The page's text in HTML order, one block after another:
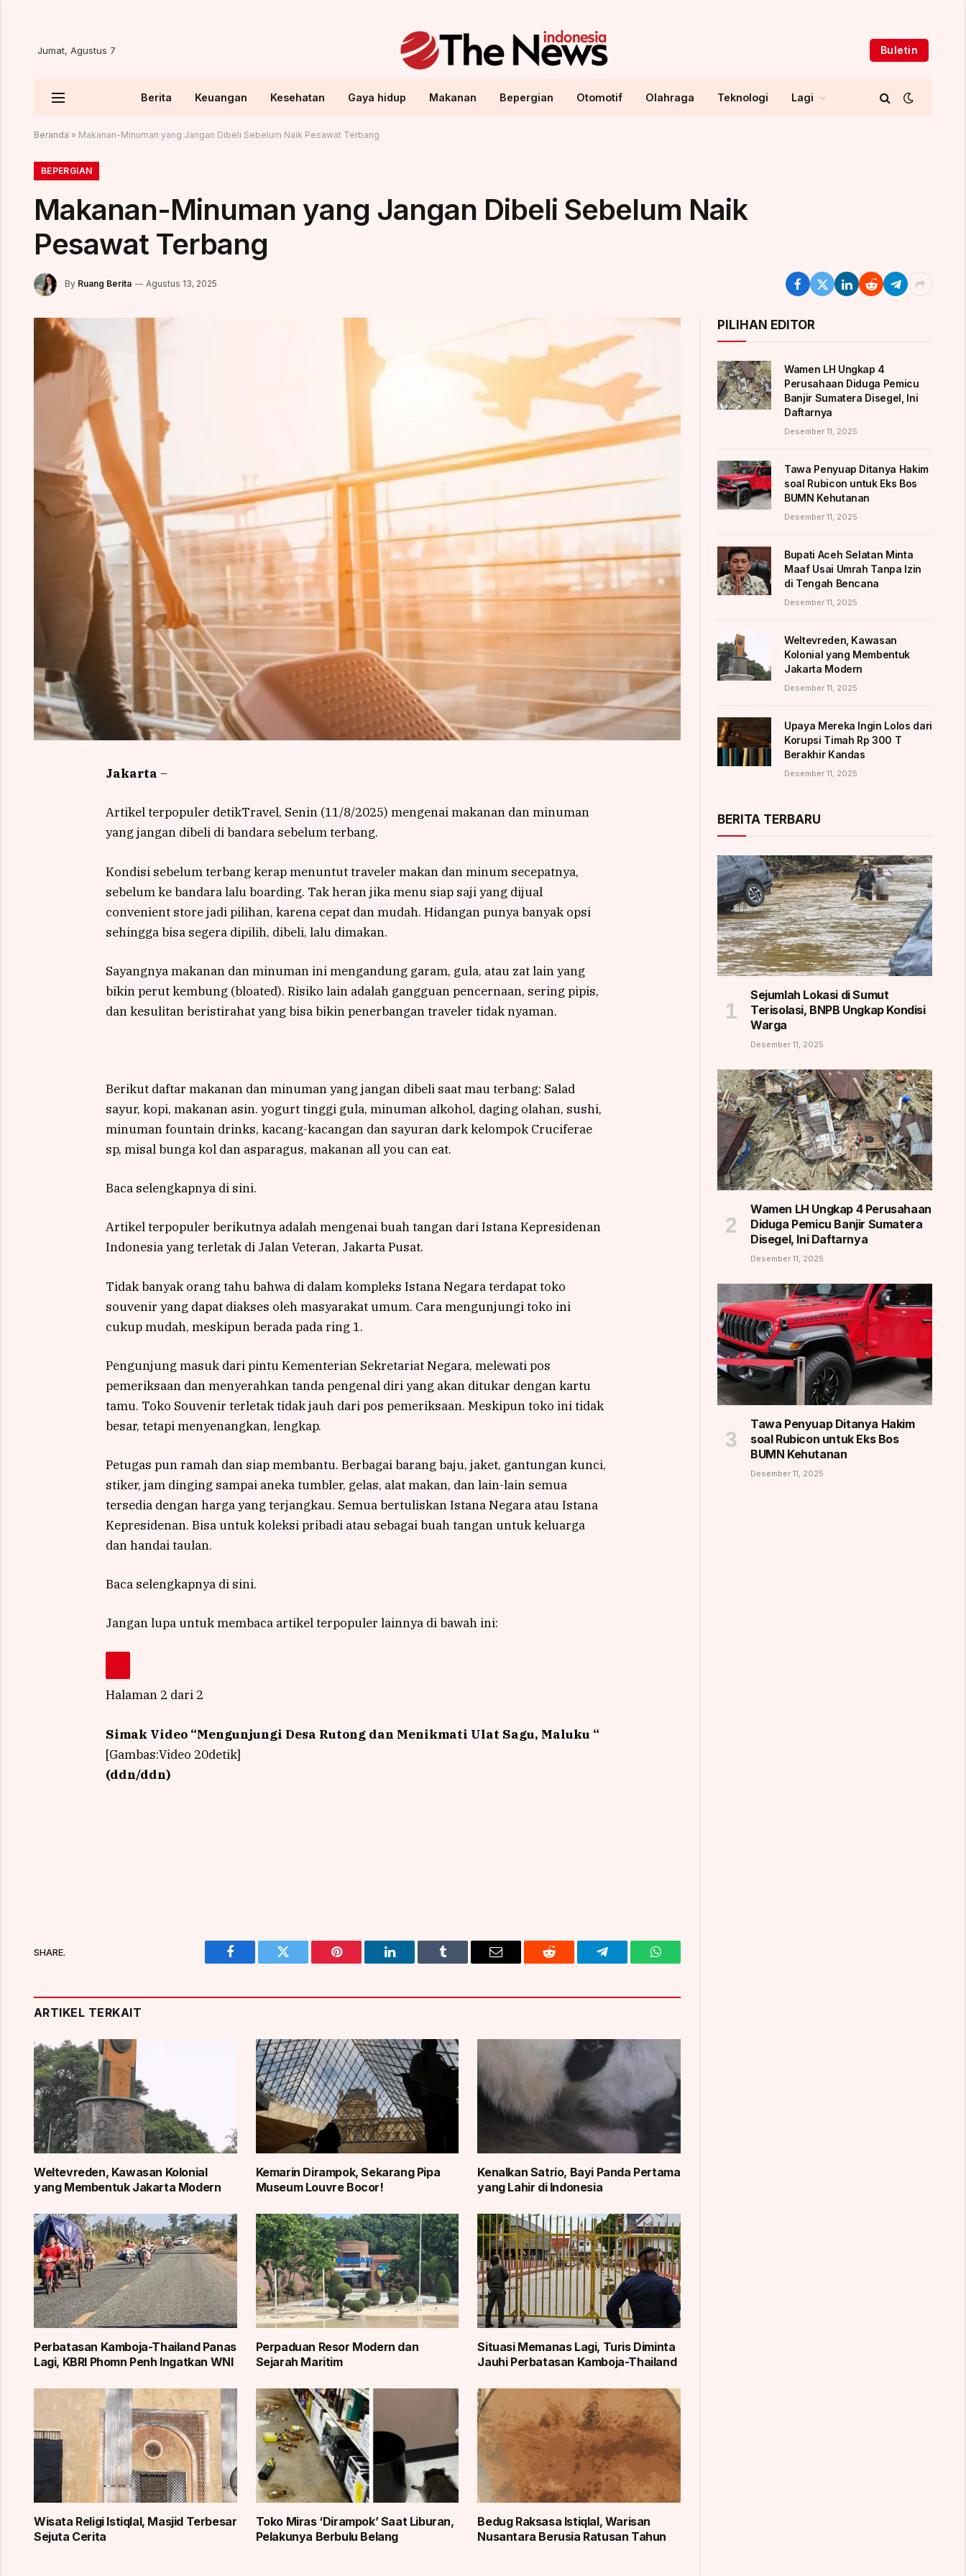
Jumat, Agustus 7 Buletin
Berita Keuangan Kesehatan Gaya hidup Makanan Bepergian Otomotif Olahraga Teknologi Lagi
Beranda » Makanan-Minuman yang Jangan Dibeli Sebelum Naik Pesawat Terbang
BEPERGIAN
Makanan-Minuman yang Jangan Dibeli Sebelum Naik
Pesawat Terbang
By Ruang Berita Agustus 13, 2025
Jakarta –
Artikel terpopuler detikTravel, Senin (11/8/2025) mengenai makanan dan minuman
yang jangan dibeli di bandara sebelum terbang.
Kondisi sebelum terbang kerap menuntut traveler makan dan minum secepatnya,
sebelum ke bandara lalu boarding. Tak heran jika menu siap saji yang dijual
convenient store jadi pilihan, karena cepat dan mudah. Hidangan punya banyak opsi
sehingga bisa segera dipilih, dibeli, lalu dimakan.
Sayangnya makanan dan minuman ini mengandung garam, gula, atau zat lain yang
bikin perut kembung (bloated). Risiko lain adalah gangguan pencernaan, sering pipis,
dan kesulitan beristirahat yang bisa bikin penerbangan traveler tidak nyaman.
Berikut daftar makanan dan minuman yang jangan dibeli saat mau terbang: Salad
sayur, kopi, makanan asin. yogurt tinggi gula, minuman alkohol, daging olahan, sushi,
minuman fountain drinks, kacang-kacangan dan sayuran dark kelompok Cruciferae
sp, misal bunga kol dan asparagus, makanan all you can eat.
Baca selengkapnya di sini.
Artikel terpopuler berikutnya adalah mengenai buah tangan dari Istana Kepresidenan
Indonesia yang terletak di Jalan Veteran, Jakarta Pusat.
Tidak banyak orang tahu bahwa di dalam kompleks Istana Negara terdapat toko
souvenir yang dapat diakses oleh masyarakat umum. Cara mengunjungi toko ini
cukup mudah, meskipun berada pada ring 1.
Pengunjung masuk dari pintu Kementerian Sekretariat Negara, melewati pos
pemeriksaan dan menyerahkan tanda pengenal diri yang akan ditukar dengan kartu
tamu. Toko Souvenir terletak tidak jauh dari pos pemeriksaan. Meskipun toko ini tidak
besar, tetapi menyenangkan, lengkap.
Petugas pun ramah dan siap membantu. Berbagai barang baju, jaket, gantungan kunci,
stiker, jam dinging sampai aneka tumbler, gelas, alat makan, dan lain-lain semua
tersedia dengan harga yang terjangkau. Semua bertuliskan Istana Negara atau Istana
Kepresidenan. Bisa untuk koleksi pribadi atau sebagai buah tangan untuk keluarga
dan handai taulan.
Baca selengkapnya di sini.
Jangan lupa untuk membaca artikel terpopuler lainnya di bawah ini:
Halaman 2 dari 2
Simak Video “Mengunjungi Desa Rutong dan Menikmati Ulat Sagu, Maluku “
[Gambas:Video 20detik]
(ddn/ddn)
SHARE.
Facebook Twitter Pinterest LinkedIn Tumblr Email Reddit Telegram WhatsApp
ARTIKEL TERKAIT
Weltevreden, Kawasan Kolonial
yang Membentuk Jakarta Modern
Kemarin Dirampok, Sekarang Pipa
Museum Louvre Bocor!
Kenalkan Satrio, Bayi Panda Pertama
yang Lahir di Indonesia
Perbatasan Kamboja-Thailand Panas
Lagi, KBRI Phomn Penh Ingatkan WNI
Perpaduan Resor Modern dan
Sejarah Maritim
Situasi Memanas Lagi, Turis Diminta
Jauhi Perbatasan Kamboja-Thailand
Wisata Religi Istiqlal, Masjid Terbesar
Sejuta Cerita
Toko Miras ‘Dirampok’ Saat Liburan,
Pelakunya Berbulu Belang
Bedug Raksasa Istiqlal, Warisan
Nusantara Berusia Ratusan Tahun
PILIHAN EDITOR
Wamen LH Ungkap 4
Perusahaan Diduga Pemicu
Banjir Sumatera Disegel, Ini
Daftarnya
Desember 11, 2025
Tawa Penyuap Ditanya Hakim
soal Rubicon untuk Eks Bos
BUMN Kehutanan
Desember 11, 2025
Bupati Aceh Selatan Minta
Maaf Usai Umrah Tanpa Izin
di Tengah Bencana
Desember 11, 2025
Weltevreden, Kawasan
Kolonial yang Membentuk
Jakarta Modern
Desember 11, 2025
Upaya Mereka Ingin Lolos dari
Korupsi Timah Rp 300 T
Berakhir Kandas
Desember 11, 2025
BERITA TERBARU
Sejumlah Lokasi di Sumut
Terisolasi, BNPB Ungkap Kondisi
Warga
Desember 11, 2025
Wamen LH Ungkap 4 Perusahaan
Diduga Pemicu Banjir Sumatera
Disegel, Ini Daftarnya
Desember 11, 2025
Tawa Penyuap Ditanya Hakim
soal Rubicon untuk Eks Bos
BUMN Kehutanan
Desember 11, 2025